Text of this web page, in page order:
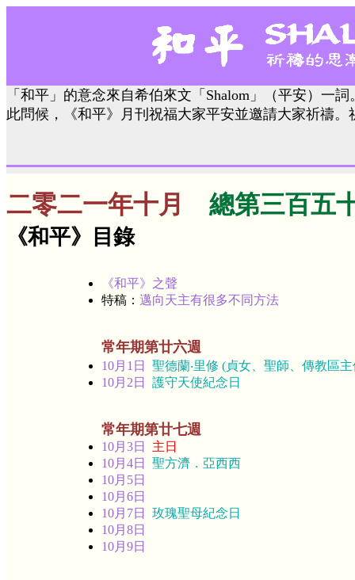
「和平」的意念來自希伯來文「Shalom」（平安）一
此問候，《和平》月刊祝福大家平安並邀請大家祈禱
二零二一年十月 總第三百五
《和平》目錄
《和平》之聲
特稿： 邁向天主有很多不同方法
常年期第廿六週
10月1日 聖德蘭‧里修 (貞女、聖師、傳教區
10月2日 護守天使紀念日
常年期第廿七週
10月3日
主日
10月4日 聖方濟．亞西西
10月5日
10月6日
10月7日 玫瑰聖母紀念日
10月8日
10月9日